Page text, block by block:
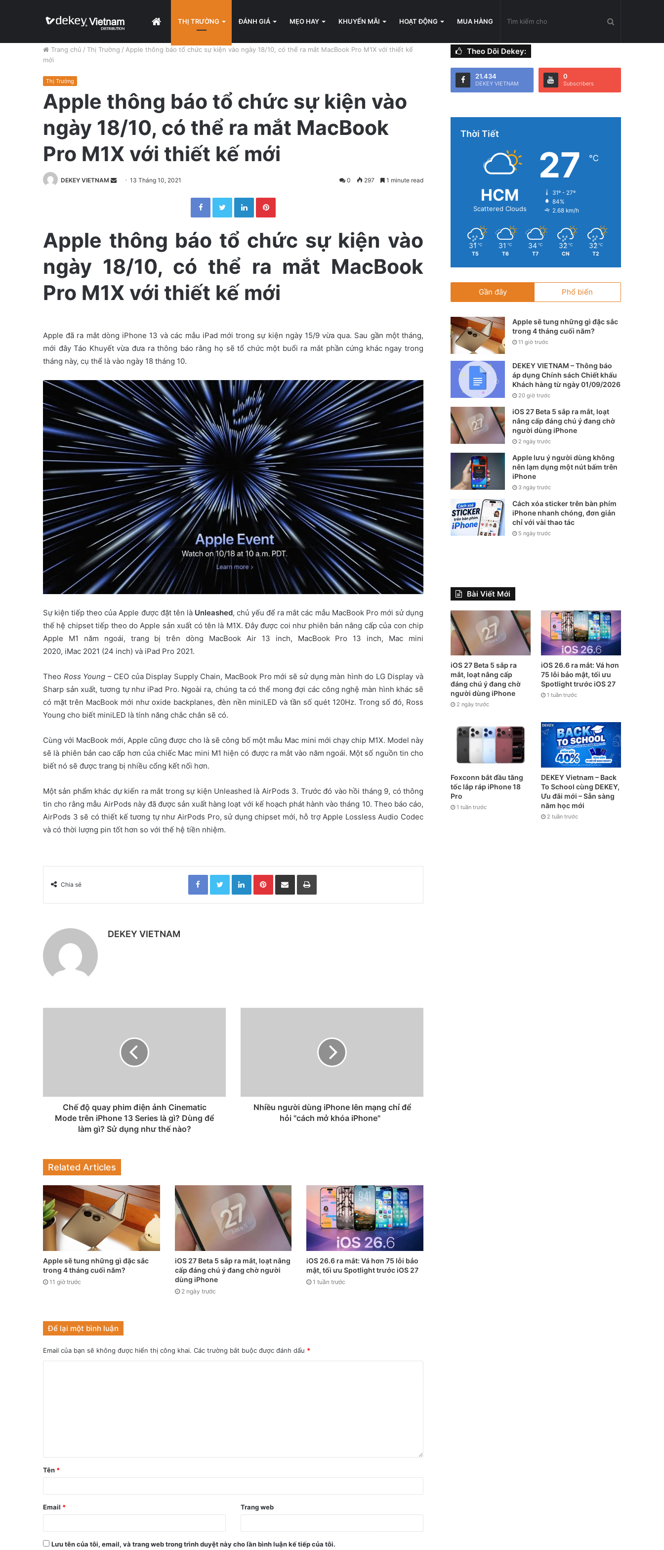
HOMETHỊ TRƯỜNG ĐÁNH GIÁ MẸO HAY KHUYẾN MÃI HOẠT ĐỘNG MUA HÀNG
Trang chủ / Thị Trường / Apple thông báo tổ chức sự kiện vào ngày 18/10, có thể ra mắt MacBook Pro M1X với thiết kế
mới
Thị Trường
Apple thông báo tổ chức sự kiện vào
ngày 18/10, có thể ra mắt MacBook
Pro M1X với thiết kế mới
DEKEY VIETNAM
m
a
13 Tháng 10, 2021 0 297 1 minute read
Facebook Twitter LinkedIn
Apple thông báo tổ chức sự kiện vào
ngày 18/10, có thể ra mắt MacBook
Pro M1X với thiết kế mới
Apple đã ra mắt dòng iPhone 13 và các mẫu iPad mới trong sự kiện ngày 15/9 vừa qua. Sau gần một tháng,
mới đây Táo Khuyết vừa đưa ra thông báo rằng họ sẽ tổ chức một buổi ra mắt phần cứng khác ngay trong
tháng này, cụ thể là vào ngày 18 tháng 10.
Sự kiện tiếp theo của Apple được đặt tên là Unleashed, chủ yếu để ra mắt các mẫu MacBook Pro mới sử dụng
thế hệ chipset tiếp theo do Apple sản xuất có tên là M1X. Đây được coi như phiên bản nâng cấp của con chip
Apple M1 năm ngoái, trang bị trên dòng MacBook Air 13 inch, MacBook Pro 13 inch, Mac mini
2020, iMac 2021 (24 inch) và iPad Pro 2021.
Theo Ross Young – CEO của Display Supply Chain, MacBook Pro mới sẽ sử dụng màn hình do LG Display và
Sharp sản xuất, tương tự như iPad Pro. Ngoài ra, chúng ta có thể mong đợi các công nghệ màn hình khác sẽ
có mặt trên MacBook mới như oxide backplanes, đèn nền miniLED và tần số quét 120Hz. Trong số đó, Ross
Young cho biết miniLED là tính năng chắc chắn sẽ có.
Cùng với MacBook mới, Apple cũng được cho là sẽ công bố một mẫu Mac mini mới chạy chip M1X. Model này
sẽ là phiên bản cao cấp hơn của chiếc Mac mini M1 hiện có được ra mắt vào năm ngoái. Một số nguồn tin cho
biết nó sẽ được trang bị nhiều cổng kết nối hơn.
Một sản phẩm khác dự kiến ra mắt trong sự kiện Unleashed là AirPods 3. Trước đó vào hồi tháng 9, có thông
tin cho rằng mẫu AirPods này đã được sản xuất hàng loạt với kế hoạch phát hành vào tháng 10. Theo báo cáo,
AirPods 3 sẽ có thiết kế tương tự như AirPods Pro, sử dụng chipset mới, hỗ trợ Apple Lossless Audio Codec
và có thời lượng pin tốt hơn so với thế hệ tiền nhiệm.
Chia sẻ
Facebook Twitter LinkedIn Pinterest Chia sẻ qua email In
DEKEY VIETNAM
Chế độ quay phim điện ảnh Cinematic
Mode trên iPhone 13 Series là gì? Dùng để
làm gì? Sử dụng như thế nào?
Nhiều người dùng iPhone lên mạng chỉ để
hỏi "cách mở khóa iPhone"
Related Articles
Apple sẽ tung những gì đặc sắc
trong 4 tháng cuối năm?
11 giờ trước
iOS 27 Beta 5 sắp ra mắt, loạt nâng
cấp đáng chú ý đang chờ người
dùng iPhone
2 ngày trước
iOS 26.6 ra mắt: Vá hơn 75 lỗi bảo
mật, tối ưu Spotlight trước iOS 27
1 tuần trước
Để lại một bình luận
Email của bạn sẽ không được hiển thị công khai. Các trường bắt buộc được đánh dấu *
Tên *
Email * Trang web
Lưu tên của tôi, email, và trang web trong trình duyệt này cho lần bình luận kế tiếp của tôi.
Theo Dõi Dekey:
21.434
DEKEY VIETNAM
0
Subscribers
Thời Tiết
HCM
Scattered Clouds
27 ℃
31º - 27º
84%
2.68 km/h
31 ℃
T5
31 ℃
T6
34 ℃
T7
32 ℃
CN
32 ℃
T2
Gần đây Phổ biến
Apple sẽ tung những gì đặc sắc
trong 4 tháng cuối năm?
11 giờ trước
DEKEY VIETNAM – Thông báo
áp dụng Chính sách Chiết khấu
Khách hàng từ ngày 01/09/2026
20 giờ trước
iOS 27 Beta 5 sắp ra mắt, loạt
nâng cấp đáng chú ý đang chờ
người dùng iPhone
2 ngày trước
Apple lưu ý người dùng không
nên lạm dụng một nút bấm trên
iPhone
3 ngày trước
Cách xóa sticker trên bàn phím
iPhone nhanh chóng, đơn giản
chỉ với vài thao tác
5 ngày trước
Bài Viết Mới
iOS 27 Beta 5 sắp ra
mắt, loạt nâng cấp
đáng chú ý đang chờ
người dùng iPhone
2 ngày trước
iOS 26.6 ra mắt: Vá hơn
75 lỗi bảo mật, tối ưu
Spotlight trước iOS 27
1 tuần trước
Foxconn bắt đầu tăng
tốc lắp ráp iPhone 18
Pro
1 tuần trước
DEKEY Vietnam – Back
To School cùng DEKEY,
Ưu đãi mới – Sẵn sàng
năm học mới
2 tuần trước